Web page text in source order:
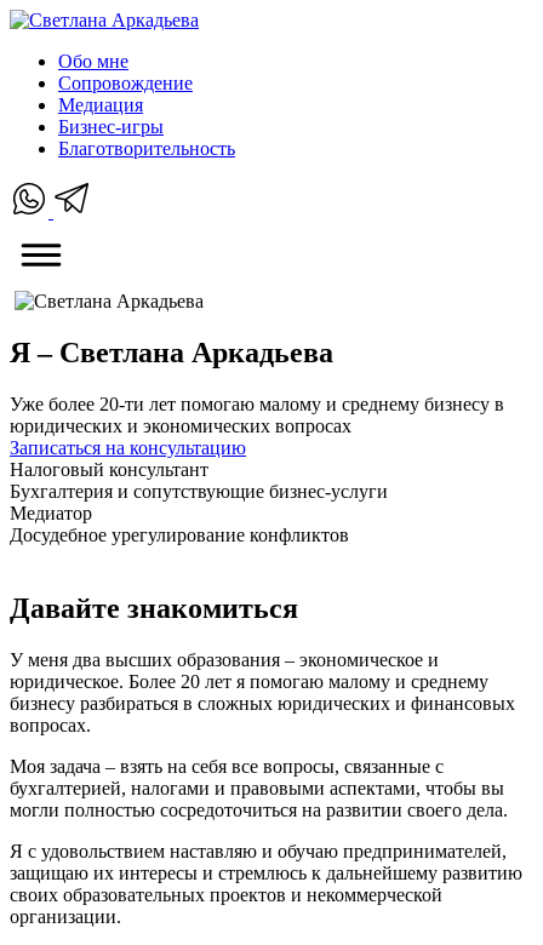
Обо мне
Сопровождение
Медиация
Бизнес-игры
Благотворительность
Я – Светлана Аркадьева
Уже более 20-ти лет помогаю малому и среднему бизнесу в
юридических и экономических вопросах
Записаться на консультацию
Налоговый консультант
Бухгалтерия и сопутствующие бизнес-услуги
Медиатор
Досудебное урегулирование конфликтов
Давайте знакомиться
У меня два высших образования – экономическое и
юридическое. Более 20 лет я помогаю малому и среднему
бизнесу разбираться в сложных юридических и финансовых
вопросах.
Моя задача – взять на себя все вопросы, связанные с
бухгалтерией, налогами и правовыми аспектами, чтобы вы
могли полностью сосредоточиться на развитии своего дела.
Я с удовольствием наставляю и обучаю предпринимателей,
защищаю их интересы и стремлюсь к дальнейшему развитию
своих образовательных проектов и некоммерческой
организации.